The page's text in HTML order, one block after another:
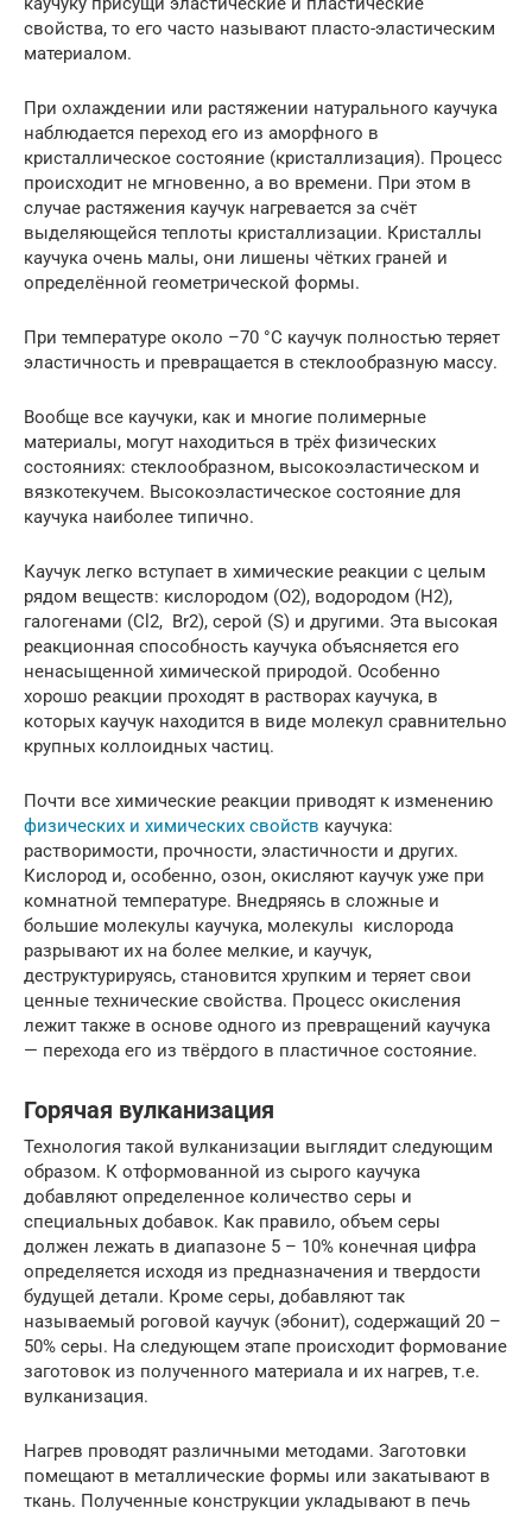
свойства, то его часто называют пласто-эластическим
материалом.
При охлаждении или растяжении натурального каучука
наблюдается переход его из аморфного в
кристаллическое состояние (кристаллизация). Процесс
происходит не мгновенно, а во времени. При этом в
случае растяжения каучук нагревается за счёт
выделяющейся теплоты кристаллизации. Кристаллы
каучука очень малы, они лишены чётких граней и
определённой геометрической формы.
При температуре около –70 °C каучук полностью теряет
эластичность и превращается в стеклообразную массу.
Вообще все каучуки, как и многие полимерные
материалы, могут находиться в трёх физических
состояниях: стеклообразном, высокоэластическом и
вязкотекучем. Высокоэластическое состояние для
каучука наиболее типично.
Каучук легко вступает в химические реакции с целым
рядом веществ: кислородом (O2), водородом (H2),
галогенами (Cl2, Br2), серой (S) и другими. Эта высокая
реакционная способность каучука объясняется его
ненасыщенной химической природой. Особенно
хорошо реакции проходят в растворах каучука, в
которых каучук находится в виде молекул сравнительно
крупных коллоидных частиц.
Почти все химические реакции приводят к изменению
физических и химических свойств каучука:
растворимости, прочности, эластичности и других.
Кислород и, особенно, озон, окисляют каучук уже при
комнатной температуре. Внедряясь в сложные и
большие молекулы каучука, молекулы кислорода
разрывают их на более мелкие, и каучук,
деструктурируясь, становится хрупким и теряет свои
ценные технические свойства. Процесс окисления
лежит также в основе одного из превращений каучука
— перехода его из твёрдого в пластичное состояние.
Горячая вулканизация
Технология такой вулканизации выглядит следующим
образом. К отформованной из сырого каучука
добавляют определенное количество серы и
специальных добавок. Как правило, объем серы
должен лежать в диапазоне 5 – 10% конечная цифра
определяется исходя из предназначения и твердости
будущей детали. Кроме серы, добавляют так
называемый роговой каучук (эбонит), содержащий 20 –
50% серы. На следующем этапе происходит формование
заготовок из полученного материала и их нагрев, т.е.
вулканизация.
Нагрев проводят различными методами. Заготовки
помещают в металлические формы или закатывают в
ткань. Полученные конструкции укладывают в печь